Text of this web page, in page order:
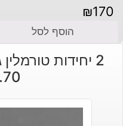
₪170
הוסף לסל
2 יחידות